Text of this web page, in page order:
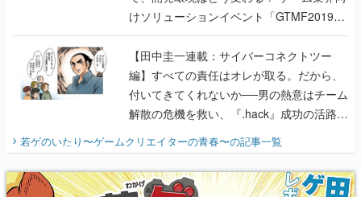
けソリューションイベント「GTMF2019」
に行って、より理解を深めよう【PR】
【田中圭一連載：サイバーコネクトツー
編】すべての責任はオレが取る。だから、
付いてきてくれないか──男の熱意はチーム
解散の危機を救い、『.hack』成功の活路を
『少年ジャンプ』色だった【若ゲのいた
り】
若ゲのいたり〜ゲームクリエイターの青春〜の記事一覧